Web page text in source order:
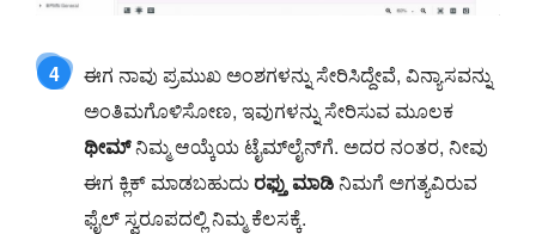
4
ಈಗ ನಾವು ಪ್ರಮುಖ ಅಂಶಗಳನ್ನು ಸೇರಿಸಿದ್ದೇವೆ, ವಿನ್ಯಾಸವನ್ನು
ಅಂತಿಮಗೊಳಿಸೋಣ, ಇವುಗಳನ್ನು ಸೇರಿಸುವ ಮೂಲಕ
ಥೀಮ್ನಿಮ್ಮ ಆಯ್ಕೆಯ ಟೈಮ್‌ಲೈನ್‌ಗೆ. ಅದರ ನಂತರ, ನೀವು
ಈಗ ಕ್ಲಿಕ್ ಮಾಡಬಹುದುರಫ್ತು ಮಾಡಿನಿಮಗೆ ಅಗತ್ಯವಿರುವ
ಫೈಲ್ ಸ್ವರೂಪದಲ್ಲಿ ನಿಮ್ಮ ಕೆಲಸಕ್ಕೆ.